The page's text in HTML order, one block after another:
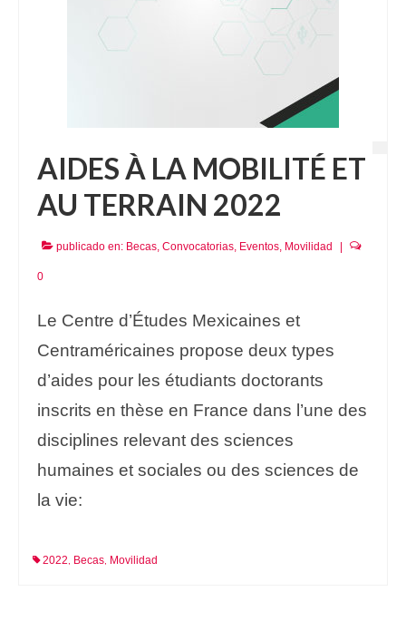
AIDES À LA MOBILITÉ ET
AU TERRAIN 2022
publicado en: Becas, Convocatorias, Eventos, Movilidad
0
Le Centre d’Études Mexicaines et
Centraméricaines propose deux types
d’aides pour les étudiants doctorants
inscrits en thèse en France dans l’une des
disciplines relevant des sciences
humaines et sociales ou des sciences de
la vie:
2022, Becas, Movilidad